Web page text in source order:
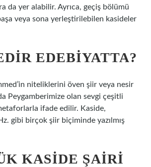
da yer alabilir. Ayrıca, geçiş bölümü
veya sona yerleştirilebilen kasideler
EDEBIYATTA?
niteliklerini öven şiir veya nesir
Peygamberimize olan sevgi çeşitli
ifade edilir. Kaside,
gibi birçok şiir biçiminde yazılmış
KASIDE ŞAIRI